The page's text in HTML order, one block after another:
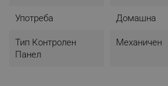
Употреба Домашна
Тип Контролен
Панел
Механичен